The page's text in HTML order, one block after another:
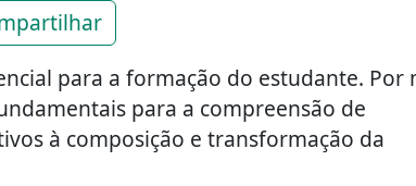
para a formação do estudante. Por
para a compreensão de
à composição e transformação da